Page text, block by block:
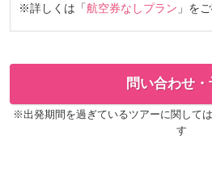
※詳しくは「航空券なしプラン 」を
問い合わせ
※出発期間を過ぎているツアーに関して
す